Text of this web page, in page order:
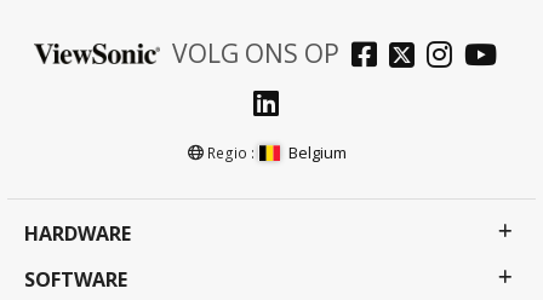
VOLG ONS OP
Regio : Belgium
HARDWARE
SOFTWARE